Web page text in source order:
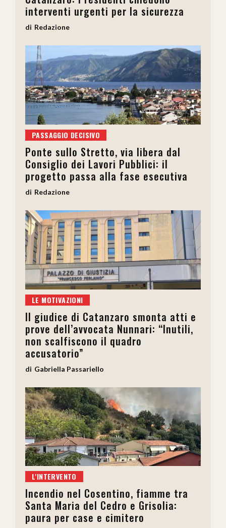
interventi urgenti per la sicurezza
Redazione
PASSAGGIO DECISIVO
Ponte sullo Stretto, via libera dal
Consiglio dei Lavori Pubblici: il
progetto passa alla fase esecutiva
Redazione
LE MOTIVAZIONI
Il giudice di Catanzaro smonta atti e
prove dell’avvocata Nunnari: “Inutili,
non scalfiscono il quadro
accusatorio”
Gabriella Passariello
L'INTERVENTO
Incendio nel Cosentino, fiamme tra
Santa Maria del Cedro e Grisolia:
paura per case e cimitero